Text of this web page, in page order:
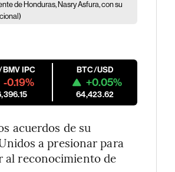
de Honduras, Nasry Asfura, con su
IPC
-0.19%
BTC/USD
+0.05%
64,423.62
acuerdos de su
a presionar para
al reconocimiento de